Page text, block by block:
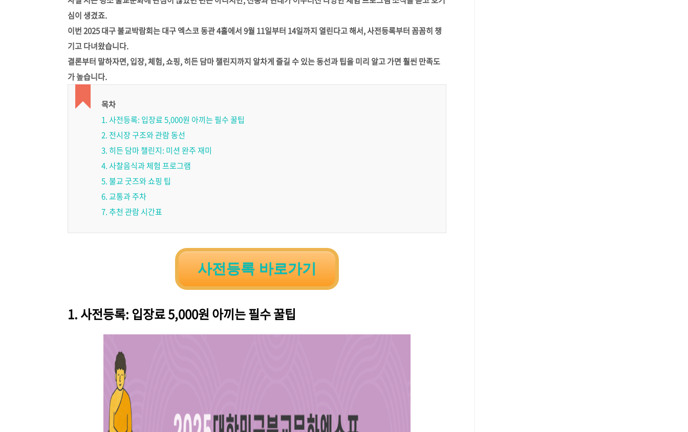
심이 생겼죠.
이번 2025 대구 불교박람회는 대구 엑스코 동관 4홀에서 9월 11일부터 14일까지 열린다고 해서, 사전등록부터 꼼꼼히 챙
기고 다녀왔습니다.
결론부터 말하자면, 입장, 체험, 쇼핑, 히든 담마 챌린지까지 알차게 즐길 수 있는 동선과 팁을 미리 알고 가면 훨씬 만족도
가 높습니다.
목차
1. 사전등록: 입장료 5,000원 아끼는 필수 꿀팁
2. 전시장 구조와 관람 동선
3. 히든 담마 챌린지: 미션 완주 재미
4. 사찰음식과 체험 프로그램
5. 불교 굿즈와 쇼핑 팁
6. 교통과 주차
7. 추천 관람 시간표
사전등록 바로가기
1. 사전등록: 입장료 5,000원 아끼는 필수 꿀팁